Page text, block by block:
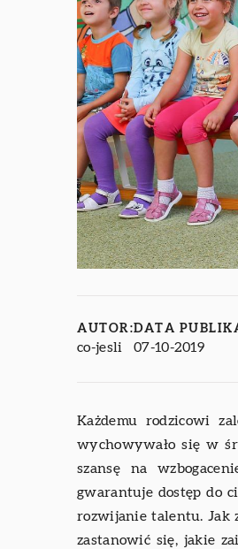
AUTOR:
co-jesli
DATA
07-10-2019
Każdemu rodzicowi
wychowywało się w
szansę na
gwarantuje dostęp do
rozwijanie talentu. Jak
zastanowić się, jakie